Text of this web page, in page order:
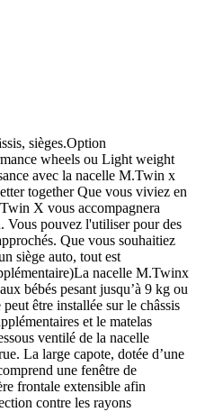
sièges.Option
wheels ou Light weight
avec la nacelle M.Twin x
together Que vous viviez en
X vous accompagnera
Vous pouvez l'utiliser pour des
Que vous souhaitiez
siège auto, tout est
nacelle M.Twinx
bébés pesant jusqu’à 9 kg ou
être installée sur le châssis
et le matelas
ventilé de la nacelle
La large capote, dotée d’une
une fenêtre de
frontale extensible afin
contre les rayons